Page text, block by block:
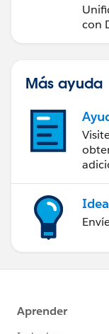
con
Más ayuda